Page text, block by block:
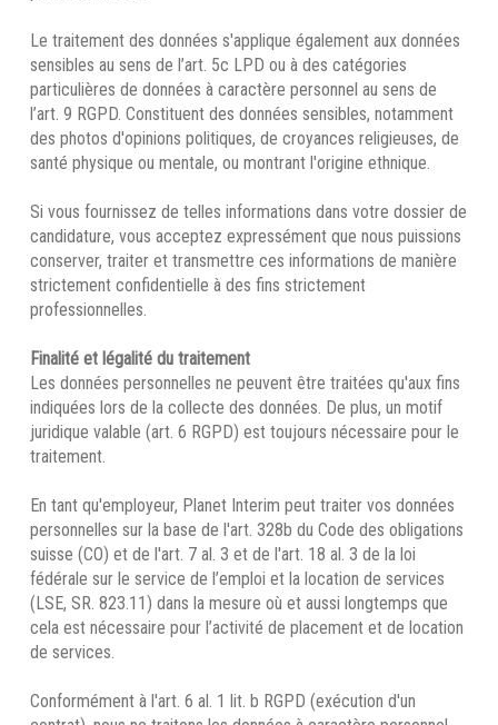
Le traitement des données s'applique également aux données
sensibles au sens de l’art. 5c LPD ou à des catégories
particulières de données à caractère personnel au sens de
l’art. 9 RGPD. Constituent des données sensibles, notamment
des photos d'opinions politiques, de croyances religieuses, de
santé physique ou mentale, ou montrant l'origine ethnique.
Si vous fournissez de telles informations dans votre dossier de
candidature, vous acceptez expressément que nous puissions
conserver, traiter et transmettre ces informations de manière
strictement confidentielle à des fins strictement
professionnelles.
Finalité et légalité du traitement
Les données personnelles ne peuvent être traitées qu'aux fins
indiquées lors de la collecte des données. De plus, un motif
juridique valable (art. 6 RGPD) est toujours nécessaire pour le
traitement.
En tant qu'employeur, Planet Interim peut traiter vos données
personnelles sur la base de l'art. 328b du Code des obligations
suisse (CO) et de l'art. 7 al. 3 et de l'art. 18 al. 3 de la loi
fédérale sur le service de l’emploi et la location de services
(LSE, SR. 823.11) dans la mesure où et aussi longtemps que
cela est nécessaire pour l’activité de placement et de location
de services.
Conformément à l'art. 6 al. 1 lit. b RGPD (exécution d'un